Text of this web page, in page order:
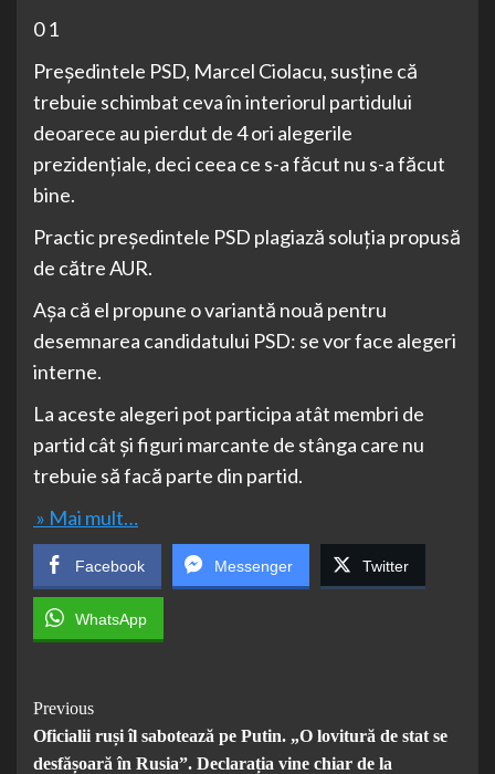
0 1
Președintele PSD, Marcel Ciolacu, susține că
trebuie schimbat ceva în interiorul partidului
deoarece au pierdut de 4 ori alegerile
prezidențiale, deci ceea ce s-a făcut nu s-a făcut
bine.
Practic președintele PSD plagiază soluția propusă
de către AUR.
Așa că el propune o variantă nouă pentru
desemnarea candidatului PSD: se vor face alegeri
interne.
La aceste alegeri pot participa atât membri de
partid cât și figuri marcante de stânga care nu
trebuie să facă parte din partid.
» Mai mult…
Facebook Messenger Twitter
WhatsApp
Post
Navigation
Previous
Oficialii ruși îl sabotează pe Putin. „O lovitură de stat se
desfășoară în Rusia”. Declarația vine chiar de la